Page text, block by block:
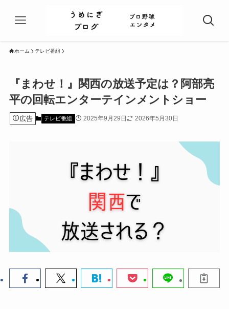
ホーム テレビ番組
『まわせ！』関西の放送予定は？阿部亮
平の回転エンターテインメントショー
広告 テレビ番組 2025年9月29日 2026年5月30日